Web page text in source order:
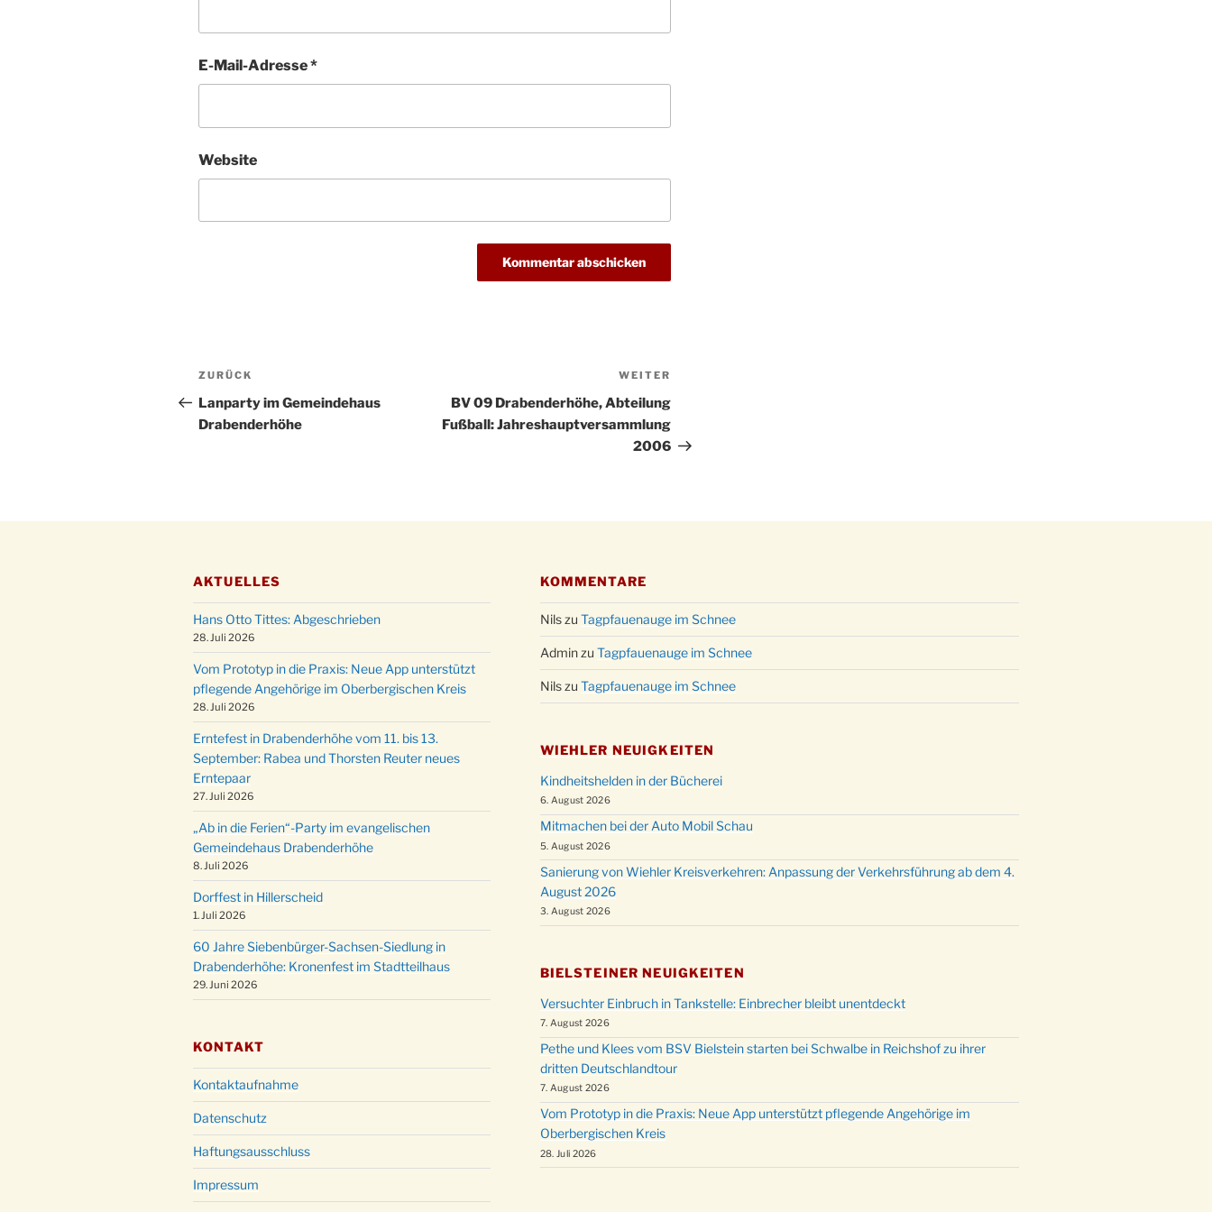
E-Mail-Adresse*
Website
Beitragsnavigation
Vorheriger
Beitrag
ZURÜCK
Lanparty im Gemeindehaus
Drabenderhöhe
Beitrag
WEITER
BV 09 Drabenderhöhe, Abteilung
Fußball: Jahreshauptversammlung
2006
AKTUELLES
Hans Otto Tittes: Abgeschrieben
28. Juli 2026
Vom Prototyp in die Praxis: Neue App unterstützt
pflegende Angehörige im Oberbergischen Kreis
28. Juli 2026
Erntefest in Drabenderhöhe vom 11. bis 13.
September: Rabea und Thorsten Reuter neues
Erntepaar
27. Juli 2026
„Ab in die Ferien“-Party im evangelischen
Gemeindehaus Drabenderhöhe
8. Juli 2026
Dorffest in Hillerscheid
1. Juli 2026
60 Jahre Siebenbürger-Sachsen-Siedlung in
Drabenderhöhe: Kronenfest im Stadtteilhaus
29. Juni 2026
KONTAKT
Kontaktaufnahme
Datenschutz
Haftungsausschluss
Impressum
KOMMENTARE
Nilszu Tagpfauenauge im Schnee
Adminzu Tagpfauenauge im Schnee
Nilszu Tagpfauenauge im Schnee
WIEHLER NEUIGKEITEN
Kindheitshelden in der Bücherei
6. August 2026
Mitmachen bei der Auto Mobil Schau
5. August 2026
Sanierung von Wiehler Kreisverkehren: Anpassung der Verkehrsführung ab dem 4.
August 2026
3. August 2026
BIELSTEINER NEUIGKEITEN
Versuchter Einbruch in Tankstelle: Einbrecher bleibt unentdeckt
7. August 2026
Pethe und Klees vom BSV Bielstein starten bei Schwalbe in Reichshof zu ihrer
dritten Deutschlandtour
7. August 2026
Vom Prototyp in die Praxis: Neue App unterstützt pflegende Angehörige im
Oberbergischen Kreis
28. Juli 2026